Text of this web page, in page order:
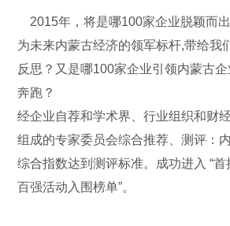
2015年，将是哪100家企业脱颖而
为未来内蒙古经济的领军标杆,带给我
反思？又是哪100家企业引领内蒙古
奔跑？
经企业自荐和学术界、行业组织和财
组成的专家委员会综合推荐、测评：
综合指数达到测评标准。成功进入 “
百强活动入围榜单”。